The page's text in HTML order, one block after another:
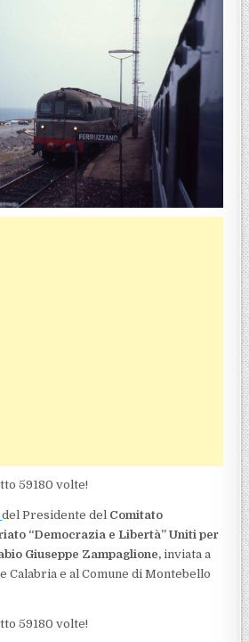
59180 volte!
del Presidente del Comitato
“Democrazia e Libertà” Uniti per
Giuseppe Zampaglione, inviata a
Calabria e al Comune di Montebello
59180 volte!